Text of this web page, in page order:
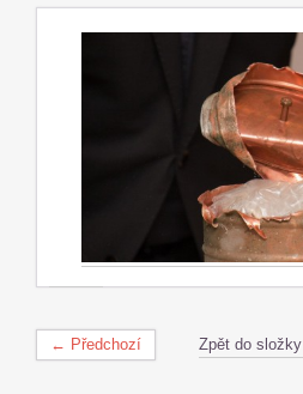
← Předchozí Zpět do složky